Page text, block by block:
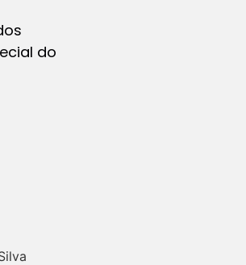
do